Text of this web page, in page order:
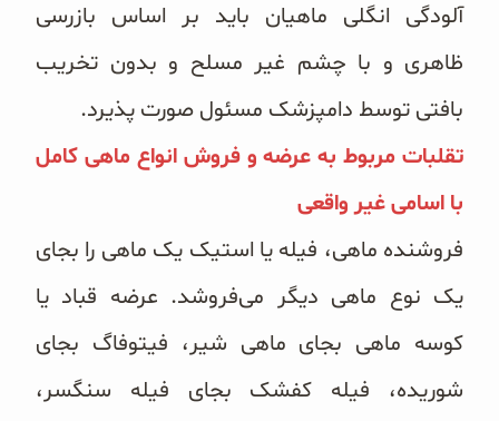
آلودگی انگلی ماهیان باید بر اساس بازرسی
ظاهری و با چشم غیر مسلح و بدون تخریب
بافتی توسط دامپزشک مسئول صورت ‌‌پذیرد.
تقلبات مربوط به عرضه و فروش انواع ماهی کامل
با اسامی غیر واقعی
فروشنده ماهی، فیله یا استیک یک ماهی را بجای
یک نوع ماهی دیگر می‌‌فروشد. عرضه قباد یا
کوسه ماهی بجای ماهی شیر، فیتوفاگ بجای
شوریده، فیله کفشک بجای فیله سنگسر،